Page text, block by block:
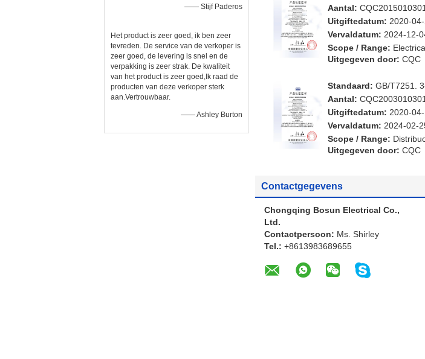
—— Stijf Paderos
Het product is zeer goed, ik ben zeer
tevreden. De service van de verkoper is
zeer goed, de levering is snel en de
verpakking is zeer strak. De kwaliteit
van het product is zeer goed,Ik raad de
producten van deze verkoper sterk
aan.Vertrouwbaar.
—— Ashley Burton
Aantal:
Uitgiftedatum: 2020-
Vervaldatum: 2024-12-
Scope / Range:
Uitgegeven door: CQC
Standaard: GB/T7251.
Aantal:
Uitgiftedatum: 2020-
Vervaldatum: 2024-02-
Scope / Range:
Uitgegeven door: CQC
Contactgegevens
Chongqing Bosun Electrical Co.,
Ltd.
Contactpersoon: Ms. Shirley
Tel.: +8613983689655